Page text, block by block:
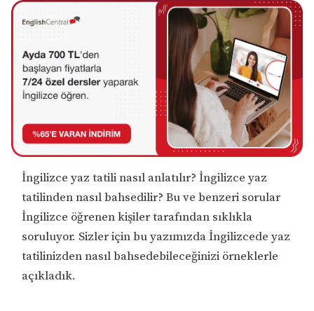
İngilizce yaz tatili nasıl anlatılır? İngilizce yaz
tatilinden nasıl bahsedilir? Bu ve benzeri sorular
İngilizce öğrenen kişiler tarafından sıklıkla
soruluyor. Sizler için bu yazımızda İngilizcede yaz
tatilinizden nasıl bahsedebileceğinizi örneklerle
açıkladık.